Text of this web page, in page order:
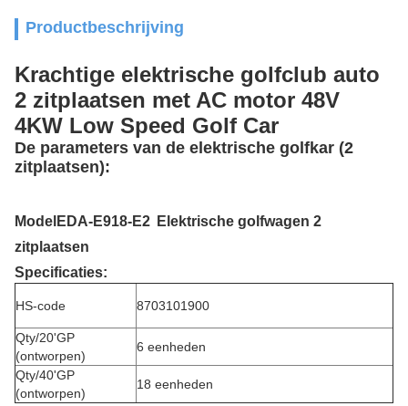
Productbeschrijving
Krachtige elektrische golfclub auto
2 zitplaatsen met AC motor 48V
4KW Low Speed Golf Car
De parameters van de elektrische golfkar (2
zitplaatsen):
Model EDA-E918-E2 Elektrische golfwagen 2
zitplaatsen
Specificaties:
HS-code 8703101900
Qty/20'GP
(ontworpen)
6 eenheden
Qty/40'GP
(ontworpen)
18 eenheden